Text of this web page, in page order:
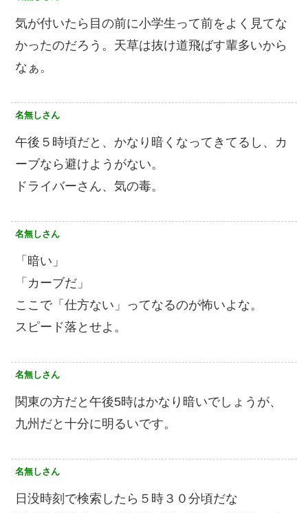
気が付いたら目の前に小学生って前をよく見てな
かったのだろう。天草は抜け道飛ばす輩多いから
なぁ。
名無しさん
午後５時頃だと、かなり暗くなってきてるし、カ
ーブなら避けようがない。
ドライバーさん、気の毒。
名無しさん
「暗い」
「カーブだ」
ここで「仕方ない」ってなるのが怖いよな。
スピード落とせよ。
名無しさん
関東の方だと午後5時はかなり暗いでしょうが、
九州だと十分に明るいです。
名無しさん
日没時刻で検索したら５時３０分頃だな